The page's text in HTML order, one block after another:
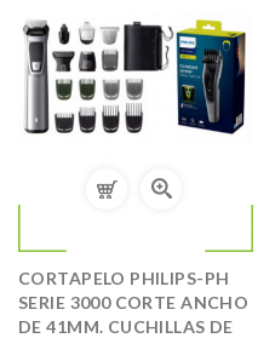
CORTAPELO PHILIPS-PH
SERIE 3000 CORTE ANCHO
DE 41MM. CUCHILLAS DE